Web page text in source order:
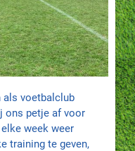
als voetbalclub
ons petje af voor
week weer
training te geven,